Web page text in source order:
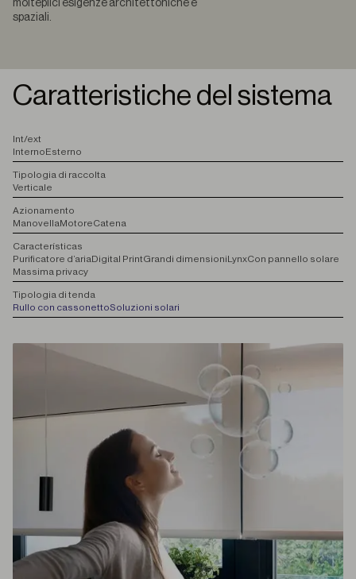
molteplici esigenze architettoniche e
spaziali.
Caratteristiche del sistema
Int/ext
InternoEsterno
Tipologia di raccolta
Verticale
Azionamento
ManovellaMotoreCatena
Características
Purificatore d’ariaDigital PrintGrandi dimensioniLynxCon pannello solare
Massima privacy
Tipologia di tenda
Rullo con cassonettoSoluzioni solari